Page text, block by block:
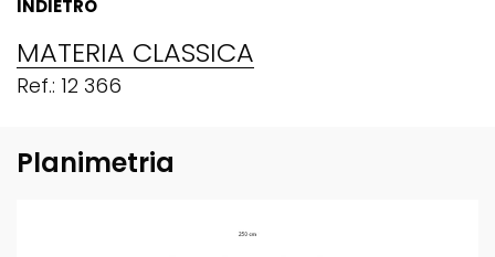
INDIETRO
MATERIA CLASSICA
Ref.: 12 366
Planimetria